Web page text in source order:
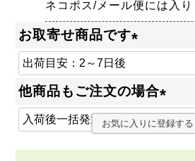
ネコポス/メール便には入り
お取寄せ商品です
必
)
他商品もご注文の場合
(
必
お気に入りに登録する